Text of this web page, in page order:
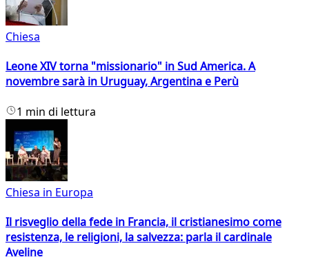
Chiesa
Leone XIV torna "missionario" in Sud America. A
novembre sarà in Uruguay, Argentina e Perù
1 min di lettura
Chiesa in Europa
Il risveglio della fede in Francia, il cristianesimo come
resistenza, le religioni, la salvezza: parla il cardinale
Aveline